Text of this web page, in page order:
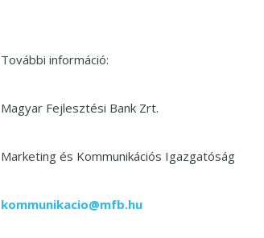
További információ:
Magyar Fejlesztési Bank Zrt.
Marketing és Kommunikációs Igazgatóság
kommunikacio@mfb.hu